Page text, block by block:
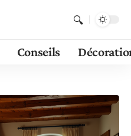
Conseils